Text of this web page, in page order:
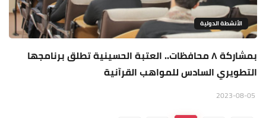
الأنشطة الدولية
بمشاركة ٨ محافظات.. العتبة الحسينية تطلق برنامجها
التطويري السادس للمواهب القرآنية